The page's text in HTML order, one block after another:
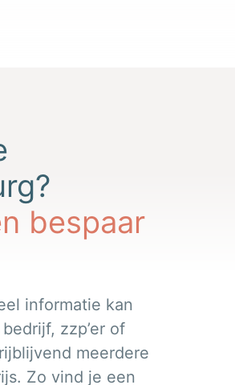
bespaar
informatie kan
zzp’er of
meerdere
Zo vind je een